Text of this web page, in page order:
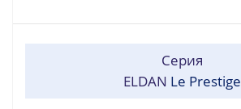
Серия
ELDAN Le Prestige